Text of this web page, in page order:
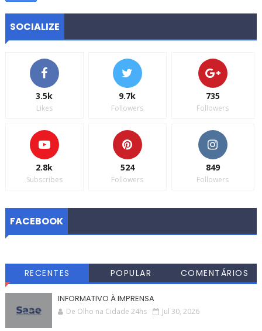
SOCIALIZE
3.5k
Likes
9.7k
Followers
735
Followers
2.8k
Subscribes
524
Followers
849
Followers
FACEBOOK
RECENTES POPULAR COMENTÁRIOS
INFORMATIVO À IMPRENSA
De Olho na Cidade 24hs Jul 30, 2026